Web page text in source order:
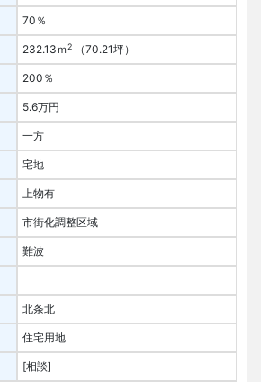
70％
232.13ｍ2（70.21坪）
200％
5.6万円
一方
宅地
上物有
市街化調整区域
難波
北条北
住宅用地
[相談]